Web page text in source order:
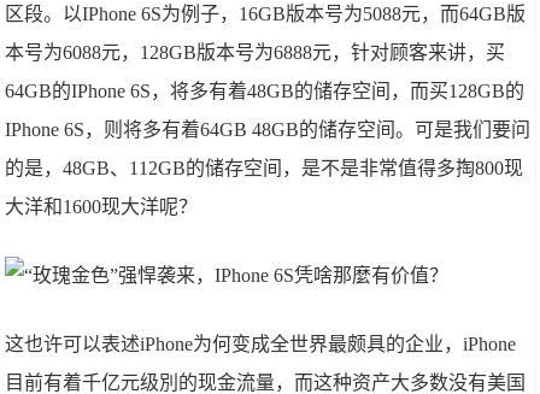
区段。以IPhone 6S为例子，16GB版本号为5088元，而64GB版
本号为6088元，128GB版本号为6888元，针对顾客来讲，买
64GB的IPhone 6S，将多有着48GB的储存空间，而买128GB的
IPhone 6S，则将多有着64GB 48GB的储存空间。可是我们要问
的是，48GB、112GB的储存空间，是不是非常值得多掏800现
大洋和1600现大洋呢？
这也许可以表述iPhone为何变成全世界最颇具的企业，iPhone
目前有着千亿元级別的现金流量，而这种资产大多数没有美国